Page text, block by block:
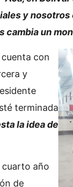
y
cambia un
con
y
terminada
la idea de
cuarto año
de